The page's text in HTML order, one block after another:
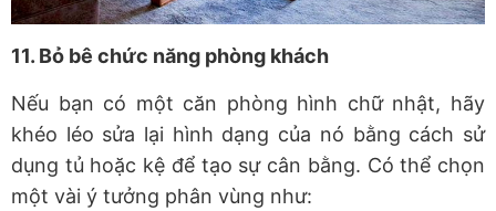
11. Bỏ bê chức năng phòng khách
Nếu bạn có một căn phòng hình chữ nhật, hãy
khéo léo sửa lại hình dạng của nó bằng cách sử
dụng tủ hoặc kệ để tạo sự cân bằng. Có thể chọn
một vài ý tưởng phân vùng như: